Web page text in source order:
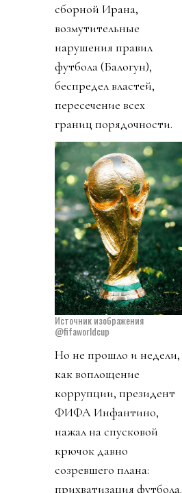
сборной Ирана,
возмутительные
нарушения правил
футбола (Балогун),
беспредел властей,
пересечение всех
границ порядочности.
Источник изображения
@fifaworldcup
Но не прошло и недели,
как воплощение
коррупции, президент
ФИФА Инфантино,
нажал на спусковой
крючок давно
созревшего плана:
прихватизация футбола.